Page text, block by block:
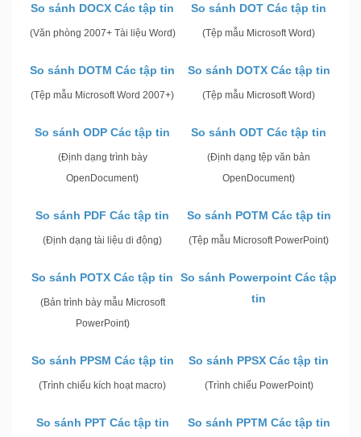
So sánh DOCX Các tập tin
(Văn phòng 2007+ Tài liệu Word)
So sánh DOT Các tập tin
(Tệp mẫu Microsoft Word)
So sánh DOTM Các tập tin
(Tệp mẫu Microsoft Word 2007+)
So sánh DOTX Các tập tin
(Tệp mẫu Microsoft Word)
So sánh ODP Các tập tin
(Định dạng trình bày
OpenDocument)
So sánh ODT Các tập tin
(Định dạng tệp văn bản
OpenDocument)
So sánh PDF Các tập tin
(Định dạng tài liệu di động)
So sánh POTM Các tập tin
(Tệp mẫu Microsoft PowerPoint)
So sánh POTX Các tập tin
(Bản trình bày mẫu Microsoft
PowerPoint)
So sánh Powerpoint Các tập
tin
So sánh PPSM Các tập tin
(Trình chiếu kích hoạt macro)
So sánh PPSX Các tập tin
(Trình chiếu PowerPoint)
So sánh PPT Các tập tin So sánh PPTM Các tập tin